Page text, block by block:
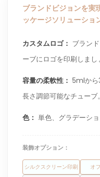
ブランドビジョンを実
ッケージソリューショ
カスタムロゴ： ブラン
ーブにロゴを印刷しまし
容量の柔軟性： 5mlから
長さ調節可能なチューブ。
色： 単色、グラデーシ
装飾オプション：
シルクスクリーン印刷 オ